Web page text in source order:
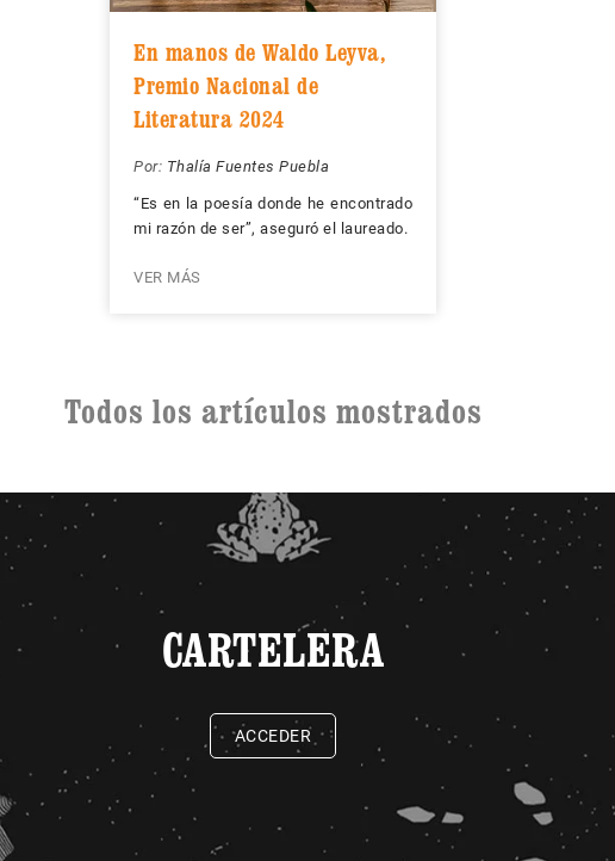
En manos de Waldo Leyva,
Premio Nacional de
Literatura 2024
Por: Thalía Fuentes Puebla
“Es en la poesía donde he encontrado
mi razón de ser”, aseguró el laureado.
VER MÁS
Todos los artículos mostrados
CARTELERA
ACCEDER